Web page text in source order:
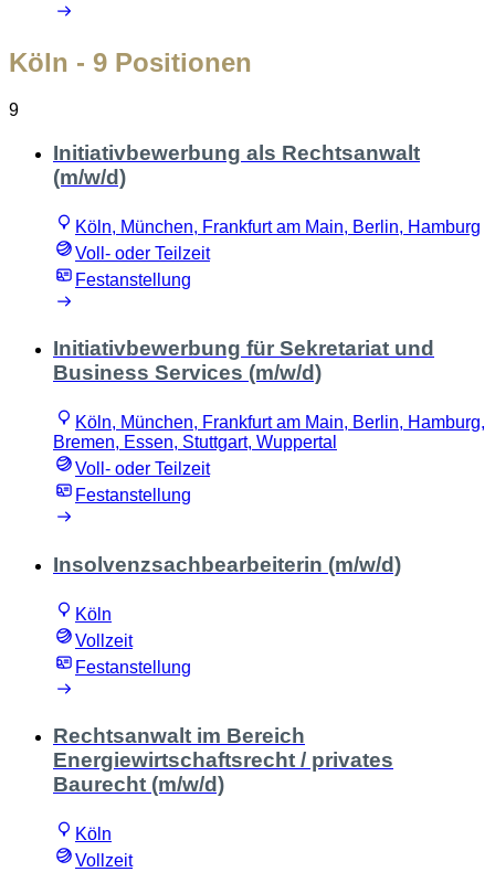
Köln - 9 Positionen
9
Initiativbewerbung als Rechtsanwalt
(m/w/d)
Köln, München, Frankfurt am Main, Berlin, Hamburg
Voll- oder Teilzeit
Festanstellung
Initiativbewerbung für Sekretariat und
Business Services (m/w/d)
Köln, München, Frankfurt am Main, Berlin, Hamburg,
Bremen, Essen, Stuttgart, Wuppertal
Voll- oder Teilzeit
Festanstellung
Insolvenzsachbearbeiterin (m/w/d)
Köln
Vollzeit
Festanstellung
Rechtsanwalt im Bereich
Energiewirtschaftsrecht / privates
Baurecht (m/w/d)
Köln
Vollzeit